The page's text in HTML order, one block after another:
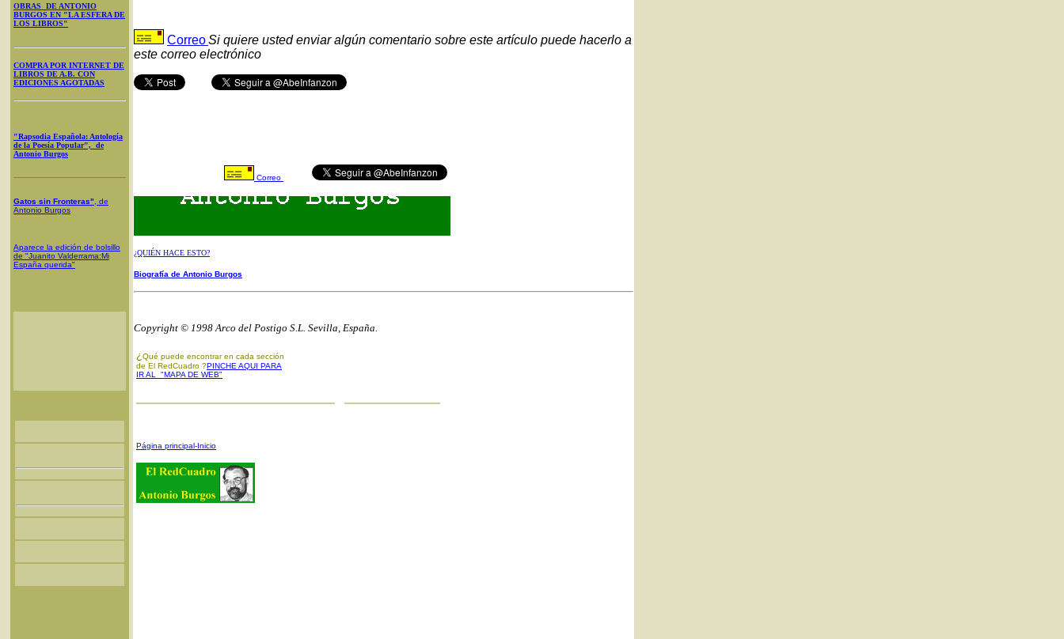
OBRAS DE ANTONIO
BURGOS EN "LA ESFERA DE
LOS LIBROS"
COMPRA POR INTERNET DE
LIBROS DE A.B. CON
EDICIONES AGOTADAS
"Rapsodia Española: Antología
de la Poesía Popular", de
Antonio Burgos
Gatos sin Fronteras" , de
Antonio Burgos
Aparece la edición de bolsillo
de "Juanito Valderrama:Mi
España querida"
CorreoSi quiere usted enviar algún comentario sobre este artículo puede hacerlo a
este correo electrónico
Correo
¿QUIÉN HACE ESTO?
Biografía de Antonio Burgos
Copyright © 1998 Arco del Postigo S.L. Sevilla, España.
¿ Qué puede encontrar en cada sección
de El RedCuadro ?PINCHE AQUI PARA
IR AL "MAPA DE WEB"
Página principal-Inicio